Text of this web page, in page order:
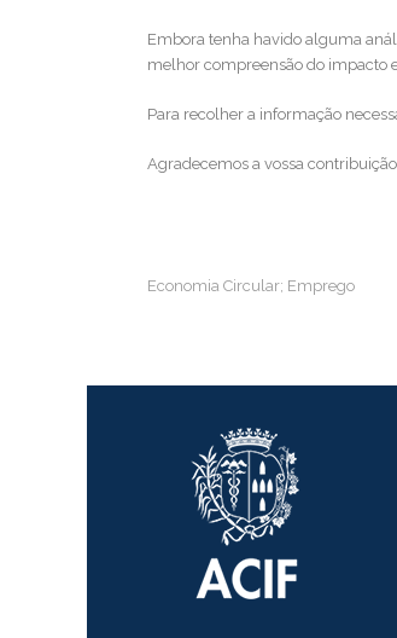
Embora tenha havido alguma
melhor compreensão do impacto
Para recolher a informação
Agradecemos a vossa
Economia Circular; Emprego